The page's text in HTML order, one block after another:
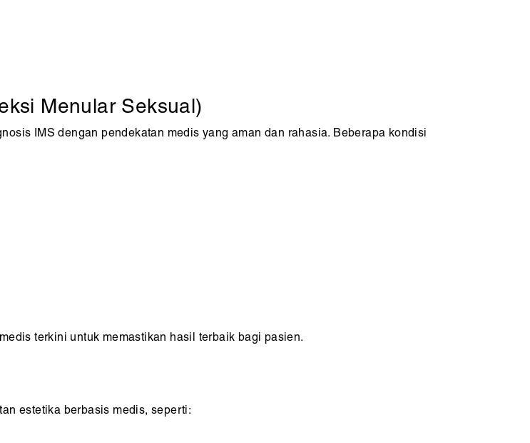
Menular Seksual)
IMS dengan pendekatan medis yang aman dan rahasia. Beberapa kondisi
terkini untuk memastikan hasil terbaik bagi pasien.
estetika berbasis medis, seperti: